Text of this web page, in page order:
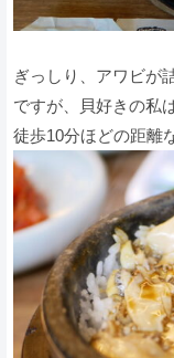
ぎっしり、アワビが
ですが、貝好きの私
徒歩10分ほどの距離